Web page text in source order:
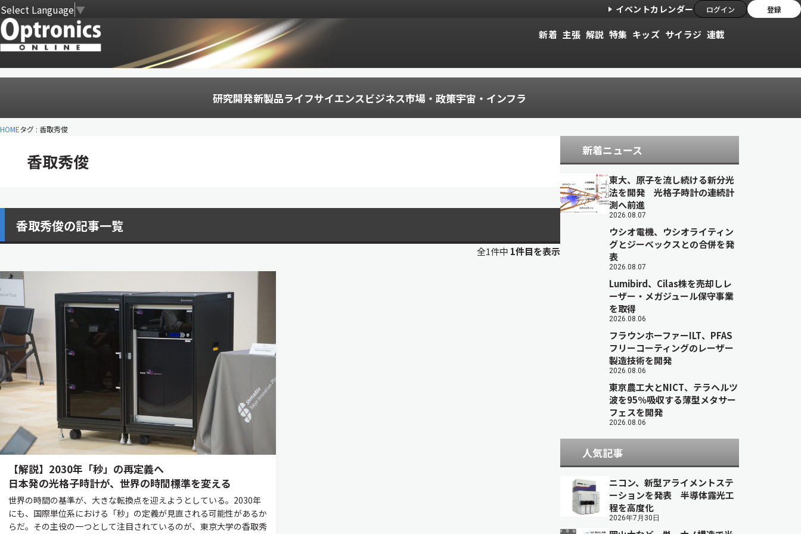
Select Language▼ イベントカレンダー ログイン 登録
新着 主張 解説 特集 キッズ サイラジ 連載
研究開発新製品ライフサイエンスビジネス市場・政策宇宙・インフラ
HOMEタグ : 香取秀俊
香取秀俊
香取秀俊の記事一覧
全1件中 1件目を表示
【解説】2030年「秒」の再定義へ
日本発の光格子時計が、世界の時間標準を変える
世界の時間の基準が、大きな転換点を迎えようとしている。2030年
にも、国際単位系における「秒」の定義が見直される可能性があるか
らだ。その主役の一つとして注目されているのが、東京大学の香取秀
新着ニュース
東大、原子を流し続ける新分光
法を開発 光格子時計の連続計
測へ前進
2026.08.07
ウシオ電機、ウシオライティン
グとジーベックスとの合併を発
表
2026.08.07
Lumibird、Cilas株を売却しレ
ーザー・メガジュール保守事業
を取得
2026.08.06
フラウンホーファーILT、PFAS
フリーコーティングのレーザー
製造技術を開発
2026.08.06
東京農工大とNICT、テラヘルツ
波を95％吸収する薄型メタサー
フェスを開発
2026.08.06
人気記事
ニコン、新型アライメントステ
ーションを発表 半導体露光工
程を高度化
2026年7月30日